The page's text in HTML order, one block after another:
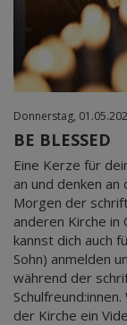
Donnerstag,
BE BLESSED
Eine Kerze für
an und denken
Morgen der
anderen Kirche in
kannst dich auch
Sohn) anmelden
während der
der Kirche ein